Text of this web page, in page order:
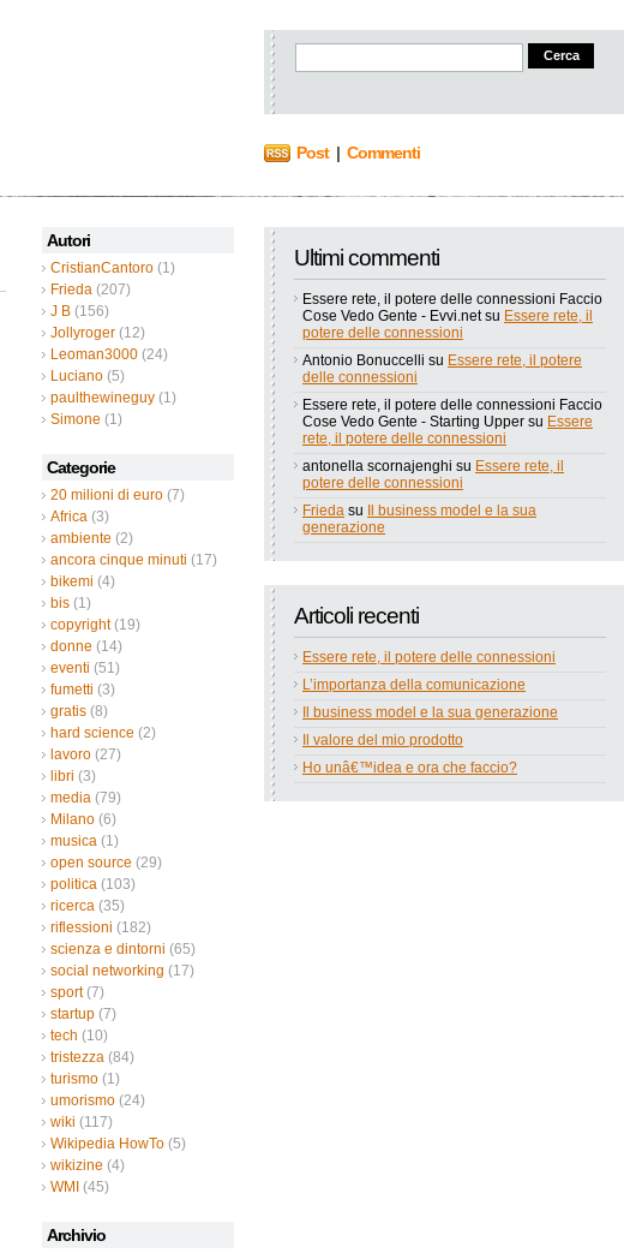
Post| Commenti
Autori
CristianCantoro (1)
Frieda (207)
J B (156)
Jollyroger (12)
Leoman3000 (24)
Luciano (5)
paulthewineguy (1)
Simone (1)
Categorie
20 milioni di euro (7)
Africa (3)
ambiente (2)
ancora cinque minuti (17)
bikemi (4)
bis (1)
copyright(19)
donne (14)
eventi (51)
fumetti (3)
gratis (8)
hard science (2)
lavoro (27)
libri (3)
media (79)
Milano (6)
musica (1)
open source (29)
politica (103)
ricerca (35)
riflessioni (182)
scienza e dintorni (65)
social networking (17)
sport(7)
startup (7)
tech (10)
tristezza (84)
turismo (1)
umorismo (24)
wiki (117)
Wikipedia HowTo (5)
wikizine (4)
WMI (45)
Archivio
Ultimi commenti
Essere rete, il potere delle connessioni Faccio
Cose Vedo Gente - Evvi.netsu Essere rete, il
potere delle connessioni
Antonio Bonuccelli su Essere rete, il potere
delle connessioni
Essere rete, il potere delle connessioni Faccio
Cose Vedo Gente - Starting Upper su Essere
rete, il potere delle connessioni
antonella scornajenghi su Essere rete, il
potere delle connessioni
Frieda su
Il business model e la sua
generazione
Articoli recenti
Essere rete, il potere delle connessioni
L’importanza della comunicazione
Il business model e la sua generazione
Il valore del mio prodotto
Ho unâ€™idea e ora che faccio?